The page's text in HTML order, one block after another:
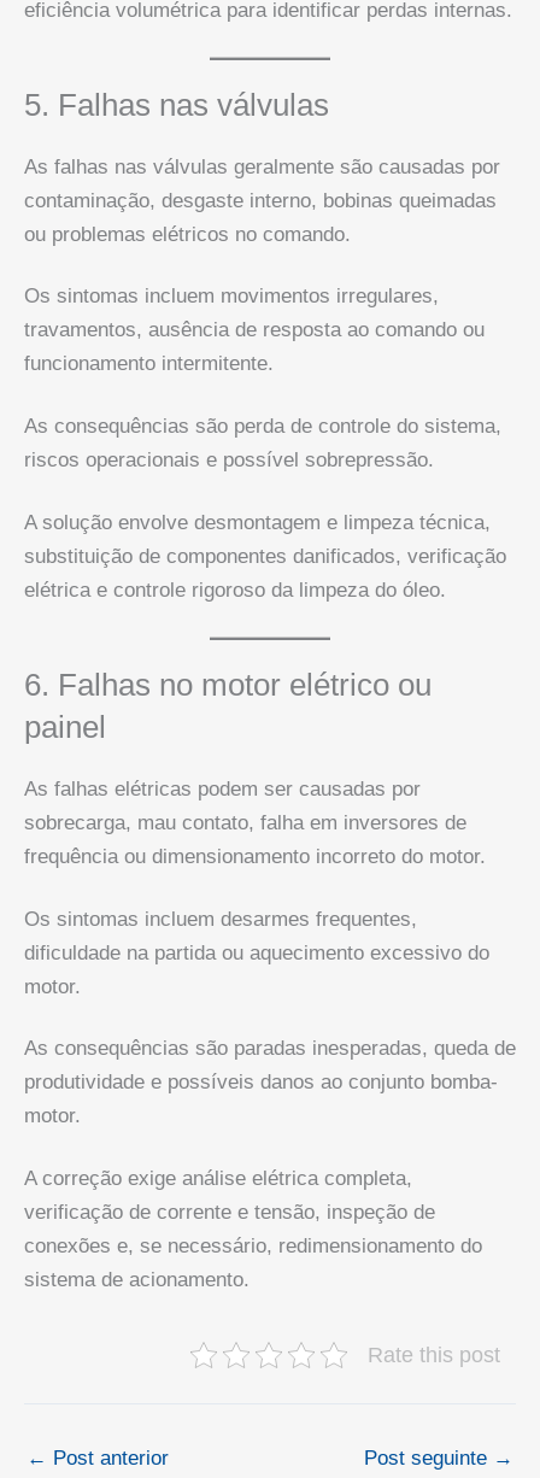
eficiência volumétrica para identificar perdas internas.
5. Falhas nas válvulas
As falhas nas válvulas geralmente são causadas por
contaminação, desgaste interno, bobinas queimadas
ou problemas elétricos no comando.
Os sintomas incluem movimentos irregulares,
travamentos, ausência de resposta ao comando ou
funcionamento intermitente.
As consequências são perda de controle do sistema,
riscos operacionais e possível sobrepressão.
A solução envolve desmontagem e limpeza técnica,
substituição de componentes danificados, verificação
elétrica e controle rigoroso da limpeza do óleo.
6. Falhas no motor elétrico ou
painel
As falhas elétricas podem ser causadas por
sobrecarga, mau contato, falha em inversores de
frequência ou dimensionamento incorreto do motor.
Os sintomas incluem desarmes frequentes,
dificuldade na partida ou aquecimento excessivo do
motor.
As consequências são paradas inesperadas, queda de
produtividade e possíveis danos ao conjunto bomba-
motor.
A correção exige análise elétrica completa,
verificação de corrente e tensão, inspeção de
conexões e, se necessário, redimensionamento do
sistema de acionamento.
Rate this post
← Post anterior Post seguinte →